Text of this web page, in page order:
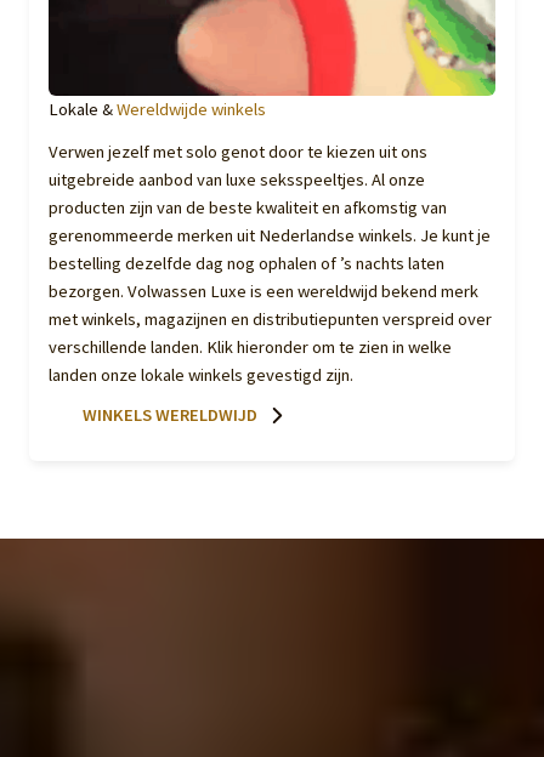
Lokale &Wereldwijde winkels
Verwen jezelf met solo genot door te kiezen uit ons
uitgebreide aanbod van luxe seksspeeltjes. Al onze
producten zijn van de beste kwaliteit en afkomstig van
gerenommeerde merken uit Nederlandse winkels. Je kunt je
bestelling dezelfde dag nog ophalen of ’s nachts laten
bezorgen. Volwassen Luxe is een wereldwijd bekend merk
met winkels, magazijnen en distributiepunten verspreid over
verschillende landen. Klik hieronder om te zien in welke
landen onze lokale winkels gevestigd zijn.
WINKELS WERELDWIJD